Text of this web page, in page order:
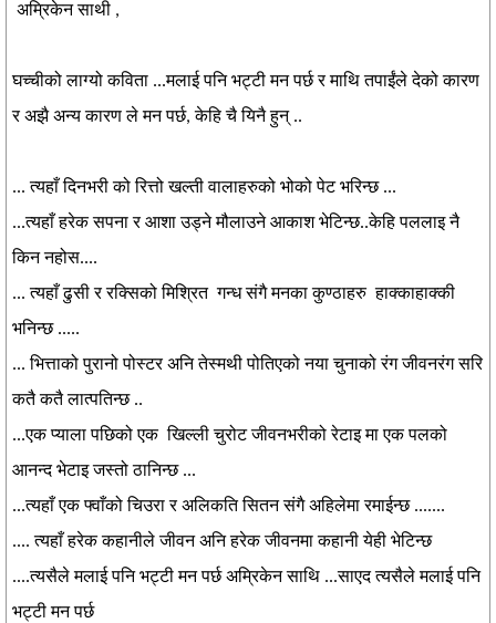
अम्रिकेन साथी ,
घच्चीको लाग्यो कविता ...मलाई पनि भट्टी मन पर्छ र माथि तपाईंले देको कारण
र अझै अन्य कारण ले मन पर्छ, केहि चै यिनै हुन् ..
... त्यहाँ दिनभरी को रित्तो खल्ती वालाहरुको भोको पेट भरिन्छ ...
...त्यहाँ हरेक सपना र आशा उड्ने मौलाउने आकाश भेटिन्छ..केहि पललाइ नै
किन नहोस....
... त्यहाँ ढुसी र रक्सिको मिश्रित गन्ध संगै मनका कुण्ठाहरु हाक्काहाक्की
भनिन्छ .....
... भित्ताको पुरानो पोस्टर अनि तेस्मथी पोतिएको नया चुनाको रंग जीवनरंग सरि
कतै कतै लात्पतिन्छ ..
...एक प्याला पछिको एक खिल्ली चुरोट जीवनभरीको रेटाइ मा एक पलको
आनन्द भेटाइ जस्तो ठानिन्छ ...
...त्यहाँ एक फ्वाँको चिउरा र अलिकति सितन संगै अहिलेमा रमाईन्छ .......
.... त्यहाँ हरेक कहानीले जीवन अनि हरेक जीवनमा कहानी येही भेटिन्छ
....त्यसैले मलाई पनि भट्टी मन पर्छ अम्रिकेन साथि ...साएद त्यसैले मलाई पनि
भट्टी मन पर्छ